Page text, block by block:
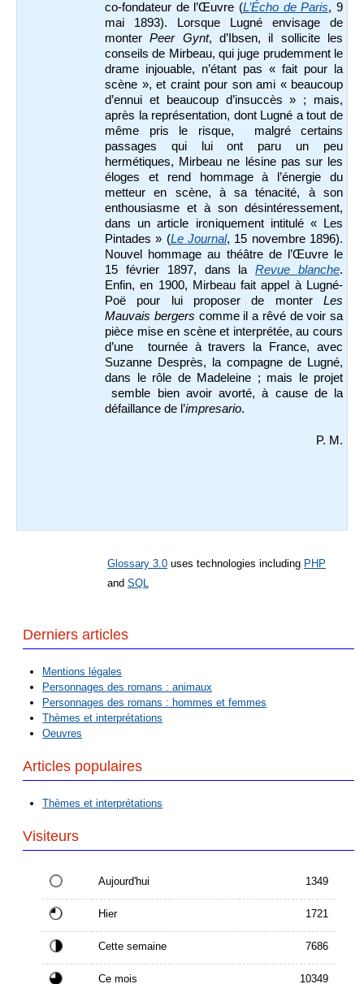
co-fondateur de l’Œuvre (L’Écho de Paris, 9
mai 1893). Lorsque Lugné envisage de
monterPeer Gynt, d’Ibsen, il sollicite les
conseils de Mirbeau, qui juge prudemment le
drame injouable, n’étant pas « fait pour la
scène », et craint pour son ami « beaucoup
d’ennui et beaucoup d’insuccès » ; mais,
après la représentation, dont Lugné a tout de
même pris le risque, malgré certains
passages qui lui ont paru un peu
hermétiques, Mirbeau ne lésine pas sur les
éloges et rend hommage à l’énergie du
metteur en scène, à sa ténacité, à son
enthousiasme et à son désintéressement,
dans un article ironiquement intitulé « Les
Pintades » (Le Journal, 15 novembre 1896).
Nouvel hommage au théâtre de l’Œuvre le
15 février 1897, dans laRevue blanche.
Enfin, en 1900, Mirbeau fait appel à Lugné-
Poë pour lui proposer de monter Les
Mauvais bergers comme il a rêvé de voir sa
pièce mise en scène et interprétée, au cours
d’une tournée à travers la France, avec
Suzanne Desprès, la compagne de Lugné,
dans le rôle de Madeleine ; mais le projet
semble bien avoir avorté, à cause de la
défaillance de l’impresario.
P. M.
Glossary 3.0 uses technologies including PHP
and SQL
Derniers articles
Mentions légales
Personnages des romans : animaux
Personnages des romans : hommes et femmes
Thèmes et interprétations
Oeuvres
Articles populaires
Thèmes et interprétations
Visiteurs
Aujourd'hui 1349
Hier 1721
Cette semaine 7686
Ce mois 10349